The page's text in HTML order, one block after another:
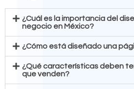
¿Cuál es la importancia del
negocio en México?
¿Cómo está diseñado una
¿Qué características deben
que venden?